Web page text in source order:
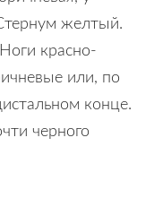
желтый.
красно-
или, по
конце.
черного